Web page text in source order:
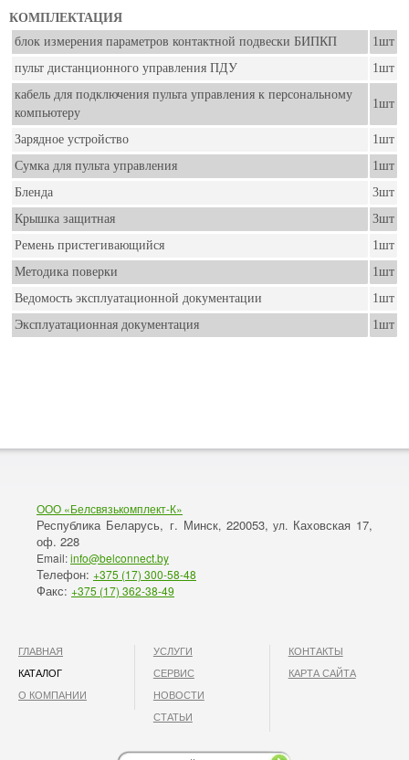
КОМПЛЕКТАЦИЯ
блок измерения параметров контактной подвески БИПКП
1шт
пульт дистанционного управления ПДУ
1шт
кабель для подключения пульта управления к персональному
компьютеру
1шт
Зарядное устройство
1шт
Сумка для пульта управления
1шт
Бленда
3шт
Крышка защитная
3шт
Ремень пристегивающийся
1шт
Методика поверки
1шт
Ведомость эксплуатационной документации
1шт
Эксплуатационная документация
1шт
ООО «Белсвязькомплект-К»
Республика Беларусь, г. Минск, 220053, ул. Каховская 17,
оф. 228
Email:info@belconnect.by
Телефон: +375 (17) 300-58-48
Факс: +375 (17) 362-38-49
ГЛАВНАЯ
КАТАЛОГ
О КОМПАНИИ
УСЛУГИ
СЕРВИС
НОВОСТИ
СТАТЬИ
КОНТАКТЫ
КАРТА САЙТА